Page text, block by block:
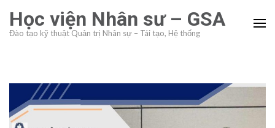
content
Học viện Nhân sư – GSA
Đào tạo kỹ thuật Quản trị Nhân sự – Tái tạo, Hệ thống